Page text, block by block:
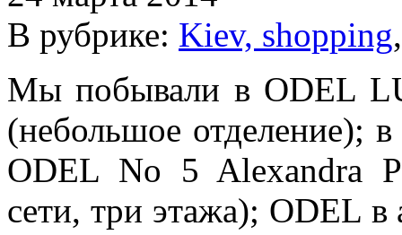
В рубрике: Kiev, shopping
Мы побывали в ODEL
(небольшое отделение);
ODEL No 5 Alexandra
сети, три этажа); ODEL